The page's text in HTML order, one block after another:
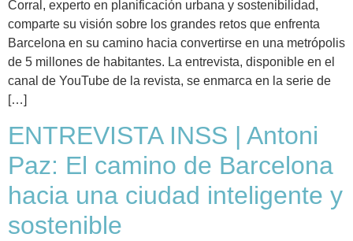
Corral, experto en planificación urbana y sostenibilidad,
comparte su visión sobre los grandes retos que enfrenta
Barcelona en su camino hacia convertirse en una metrópolis
de 5 millones de habitantes. La entrevista, disponible en el
canal de YouTube de la revista, se enmarca en la serie de
[…]
ENTREVISTA INSS | Antoni
Paz: El camino de Barcelona
hacia una ciudad inteligente y
sostenible